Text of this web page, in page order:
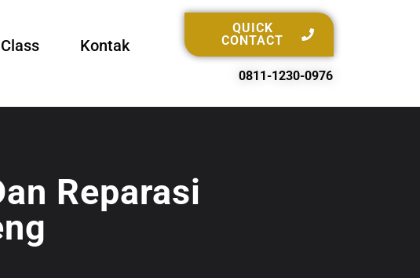
Class Kontak
QUICK
CONTACT
0811-1230-0976
Reparasi